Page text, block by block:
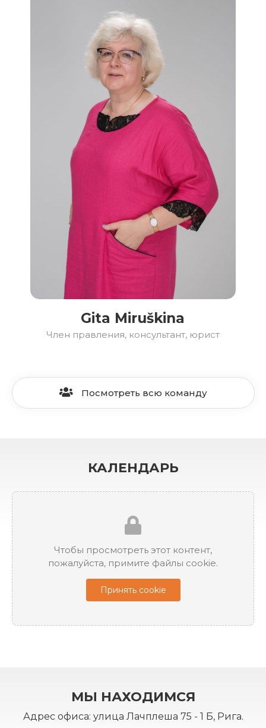
Gita Miruškina
Член правления, консультант, юрист
Посмотреть всю команду
КАЛЕНДАРЬ
Чтобы просмотреть этот контент,
пожалуйста, примите файлы cookie.
Принять cookie
МЫ НАХОДИМСЯ
Адрес офиса: улица Лачплеша 75 - 1 Б, Рига.